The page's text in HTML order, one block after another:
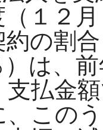
１２
の割
は、
支払金
この